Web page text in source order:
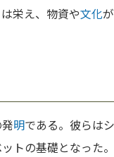
は栄え、物資や文化
明である。彼らは
トの基礎となった